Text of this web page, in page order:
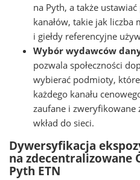
na Pyth, a także
kanałów, takie jak liczba
i giełdy referencyjne
Wybór wydawców
pozwala społeczności
wybierać podmioty,
każdego kanału
zaufane i zweryfikowane
wkład do sieci.
Dywersyfikacja
na zdecentralizowane
Pyth ETN